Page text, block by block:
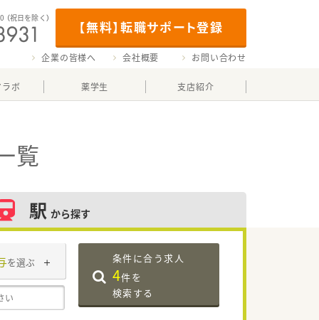
【無料】転職サポート登録
（祝日を除く）
企業の皆様へ 会社概要 お問い合わせ
ボ 薬学生 支店紹介
覧
駅 から探す
を選ぶ 条件に合う求人
4件を
検索する